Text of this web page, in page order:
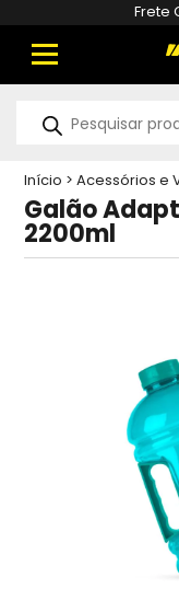
Frete
produtos
Início >Acessórios e
Adaptogen Turquesa
Galão
2200ml